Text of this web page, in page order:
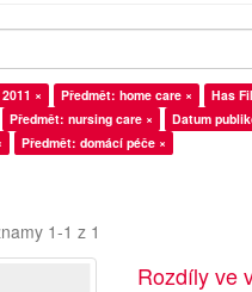
× Předmět: home care × Has
Předmět: nursing care × Datum
Předmět: domácí péče ×
1-1 z 1
Rozdíly ve